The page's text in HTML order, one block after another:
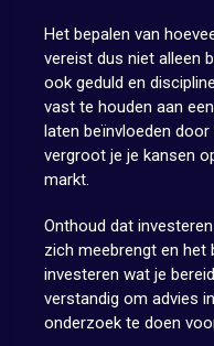
Het bepalen van
vereist dus niet alleen
ook geduld en
vast te houden aan
laten beïnvloeden
vergroot je je kansen
markt.
Onthoud dat
zich meebrengt en het
investeren wat je
verstandig om advies
onderzoek te doen